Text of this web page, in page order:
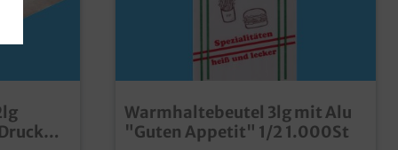
Warmhaltebeutel 3lg mit Alu
"Guten Appetit" 1/2 1.000St